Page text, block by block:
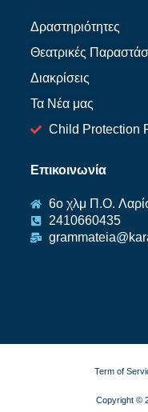
Δραστηριότητες
Θεατρικές
Διακρίσεις
Τα Νέα μας
Child Protection
Επικοινωνία
6ο χλμ Π.O.
2410660435
Term of
Copyright ©